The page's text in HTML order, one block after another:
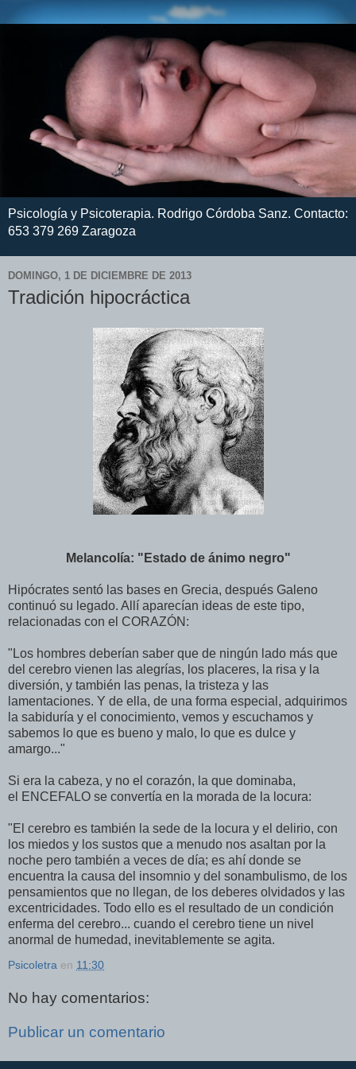
Psicología y Psicoterapia. Rodrigo Córdoba Sanz. Contacto:
653 379 269 Zaragoza
DOMINGO, 1 DE DICIEMBRE DE 2013
Tradición hipocráctica
Melancolía: "Estado de ánimo negro"
Hipócrates sentó las bases en Grecia, después Galeno
continuó su legado. Allí aparecían ideas de este tipo,
relacionadas con el CORAZÓN:
"Los hombres deberían saber que de ningún lado más que
del cerebro vienen las alegrías, los placeres, la risa y la
diversión, y también las penas, la tristeza y las
lamentaciones. Y de ella, de una forma especial, adquirimos
la sabiduría y el conocimiento, vemos y escuchamos y
sabemos lo que es bueno y malo, lo que es dulce y
amargo..."
Si era la cabeza, y no el corazón, la que dominaba,
el ENCEFALO se convertía en la morada de la locura:
"El cerebro es también la sede de la locura y el delirio, con
los miedos y los sustos que a menudo nos asaltan por la
noche pero también a veces de día; es ahí donde se
encuentra la causa del insomnio y del sonambulismo, de los
pensamientos que no llegan, de los deberes olvidados y las
excentricidades. Todo ello es el resultado de un condición
enferma del cerebro... cuando el cerebro tiene un nivel
anormal de humedad, inevitablemente se agita.
Psicoletra en 11:30
No hay comentarios:
Publicar un comentario